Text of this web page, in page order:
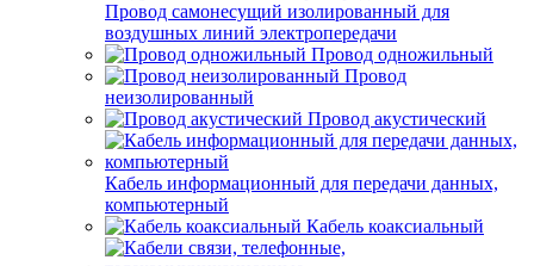
Провод самонесущий изолированный для
воздушных линий электропередачи
Провод одножильный
Провод
неизолированный
Провод акустический
Кабель информационный для передачи данных,
компьютерный
Кабель коаксиальный